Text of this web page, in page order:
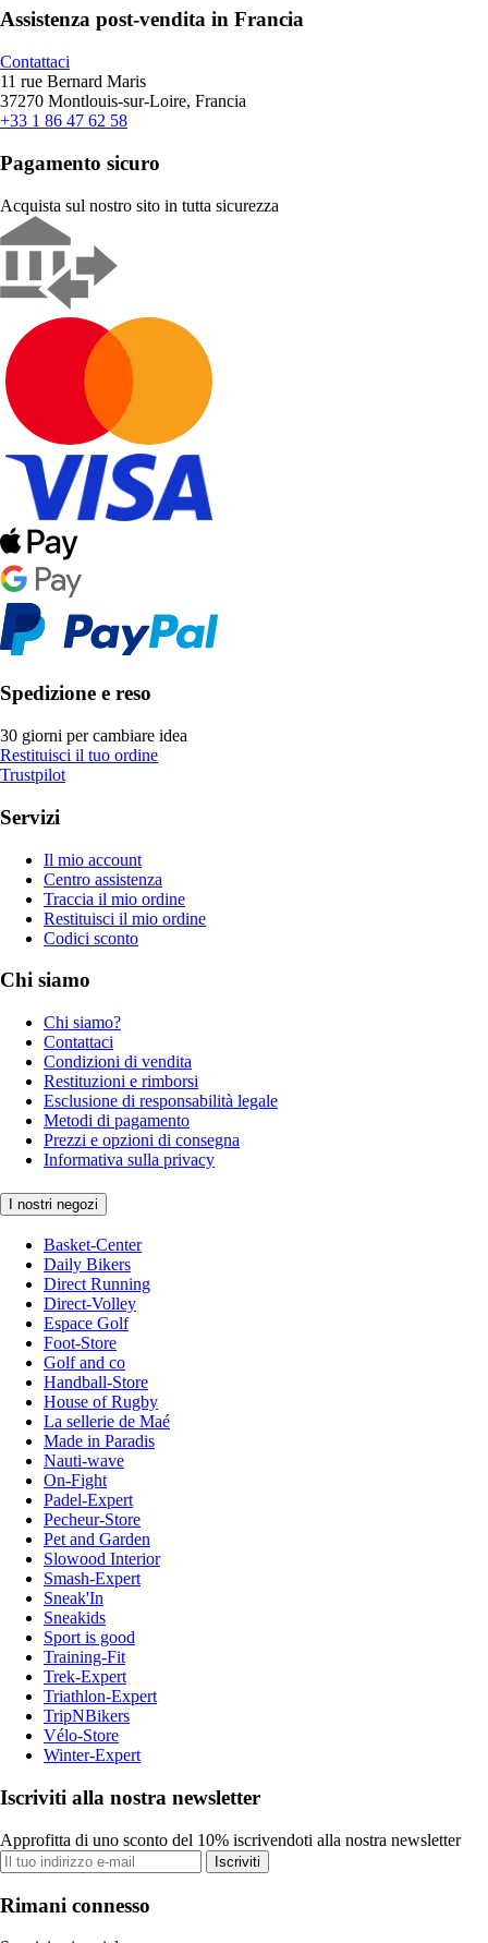
Assistenza post-vendita in Francia
Contattaci
11 rue Bernard Maris
37270 Montlouis-sur-Loire, Francia
+33 1 86 47 62 58
Pagamento sicuro
Acquista sul nostro sito in tutta sicurezza
Spedizione e reso
30 giorni per cambiare idea
Restituisci il tuo ordine
Trustpilot
Servizi
Il mio account
Centro assistenza
Traccia il mio ordine
Restituisci il mio ordine
Codici sconto
Chi siamo
Chi siamo?
Contattaci
Condizioni di vendita
Restituzioni e rimborsi
Esclusione di responsabilità legale
Metodi di pagamento
Prezzi e opzioni di consegna
Informativa sulla privacy
I nostri negozi
Basket-Center
Daily Bikers
Direct Running
Direct-Volley
Espace Golf
Foot-Store
Golf and co
Handball-Store
House of Rugby
La sellerie de Maé
Made in Paradis
Nauti-wave
On-Fight
Padel-Expert
Pecheur-Store
Pet and Garden
Slowood Interior
Smash-Expert
Sneak'In
Sneakids
Sport is good
Training-Fit
Trek-Expert
Triathlon-Expert
TripNBikers
Vélo-Store
Winter-Expert
Iscriviti alla nostra newsletter
Approfitta di uno sconto del 10% iscrivendoti alla nostra newsletter
Iscriviti
Rimani connesso